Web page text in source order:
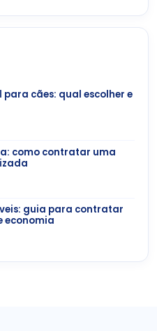
para cães: qual escolher e
como contratar uma
guia para contratar
economia